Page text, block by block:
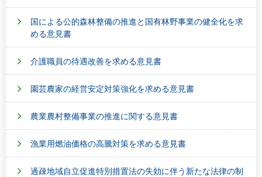
国による公的森林整備の推進と国有林野事業の健全化を求
める意見書
介護職員の待遇改善を求める意見書
園芸農家の経営安定対策強化を求める意見書
農業農村整備事業の推進に関する意見書
漁業用燃油価格の高騰対策を求める意見書
過疎地域自立促進特別措置法の失効に伴う新たな法律の制